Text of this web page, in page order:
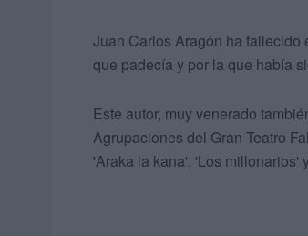
Juan Carlos Aragón ha fallecido
que padecía y por la que había
Este autor, muy venerado
Agrupaciones del Gran Teatro
'Araka la kana', 'Los millonarios'